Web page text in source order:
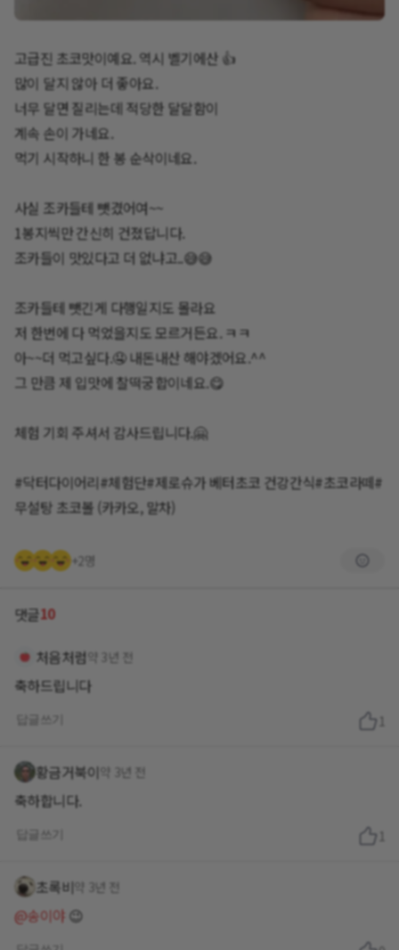
고급진 초코맛이예요. 역시 벨기에산 👍
많이 달지 않아 더 좋아요.
너무 달면 질리는데 적당한 달달함이
계속 손이 가네요.
먹기 시작하니 한 봉 순삭이네요.
사실 조카들테 뺏겼어여~~
1봉지씩만 간신히 건졌답니다.
조카들이 맛있다고 더 없냐고..😅😅
조카들테 뺏긴게 다행일지도 몰라요
저 한번에 다 먹었을지도 모르거든요. ㅋㅋ
아~~더 먹고싶다.🤤 내돈내산 해야겠어요.^^
그 만큼 제 입맛에 찰떡궁합이네요.😋
체험 기회 주셔서 감사드립니다.🤗
#닥터다이어리#체험단#제로슈가 베터초코 건강간식#초코라떼#
무설탕 초코볼 (카카오, 말차)
+2명
댓글10
처음처럼 약 3년 전
축하드립니다
1
황금거북이 약 3년 전
축하합니다.
1
초록비 약 3년 전
@송이야 😉